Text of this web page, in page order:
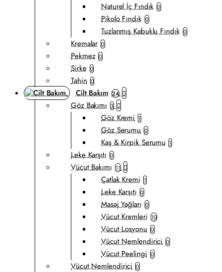
Naturel İç Fındık 0
Pikolo Fındık 0
Tuzlanmış Kabuklu Fındık 0
Kremalar 0
Pekmez 0
Sirke 0
Tahin 0
Cilt Bakım 24
Göz Bakımı 3
Göz Kremi 1
Göz Serumu 0
Kaş & Kirpik Serumu 1
Leke Karşıtı 0
Vücut Bakımı 11
Çatlak Kremi 1
Leke Karşıtı 0
Masaj Yağları 0
Vücut Kremleri 10
Vücut Losyonu 0
Vücut Nemlendirici 0
Vücut Peelingi 0
Vücut Nemlendirici 0